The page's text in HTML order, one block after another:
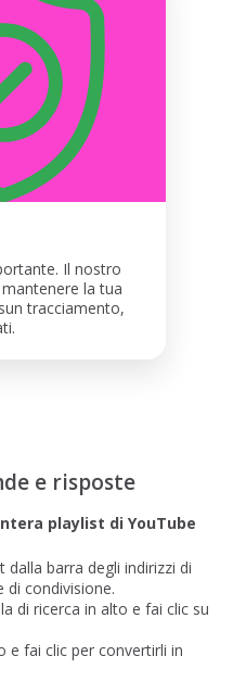
Il nostro
la tua
tracciamento,
e risposte
playlist di YouTube
dalla barra degli indirizzi di
di condivisione.
di ricerca in alto e fai clic su
e fai clic per convertirli in